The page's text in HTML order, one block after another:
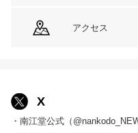
アクセス
X
・南江堂公式（